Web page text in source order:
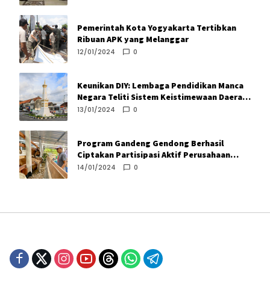
Pemerintah Kota Yogyakarta Tertibkan
Ribuan APK yang Melanggar
12/01/2024 0
Keunikan DIY: Lembaga Pendidikan Manca
Negara Teliti Sistem Keistimewaan Daerah
Istimewa Yogyakarta
13/01/2024 0
Program Gandeng Gendong Berhasil
Ciptakan Partisipasi Aktif Perusahaan
Turunkan Angka Kemiskinan
14/01/2024 0